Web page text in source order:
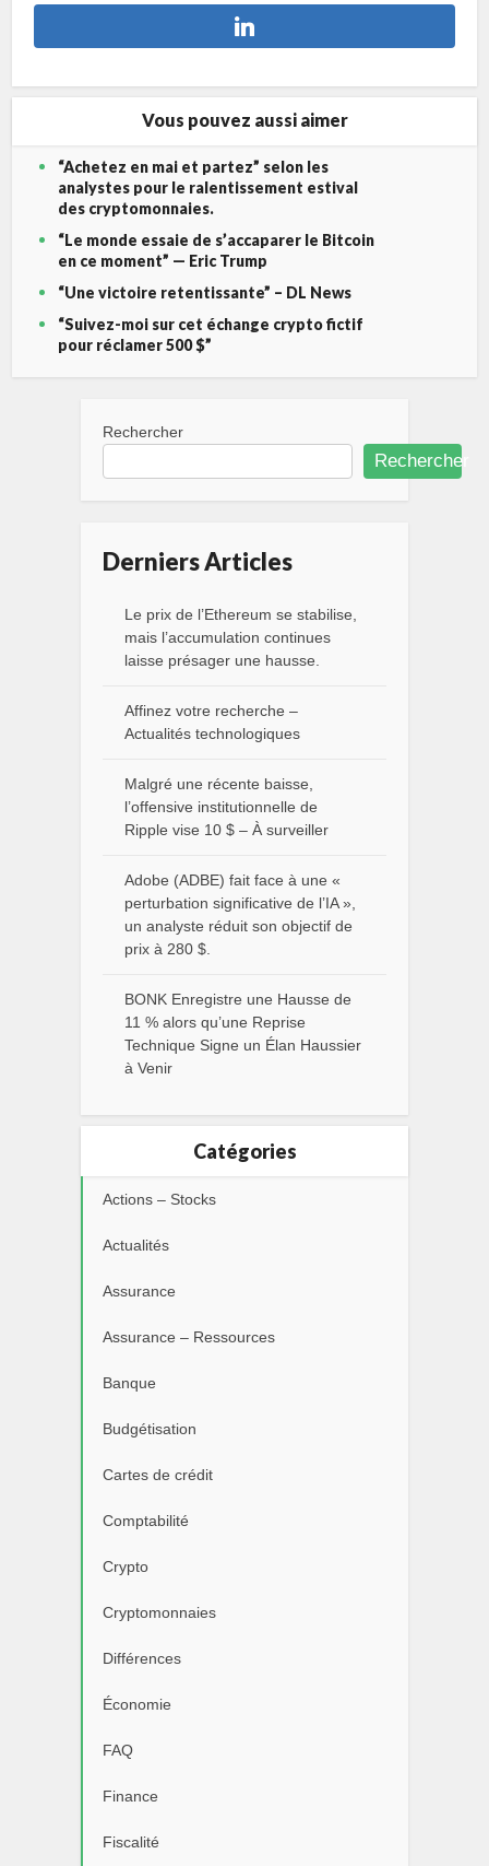
Vous pouvez aussi aimer
“Achetez en mai et partez” selon les
analystes pour le ralentissement estival
des cryptomonnaies.
“Le monde essaie de s’accaparer le Bitcoin
en ce moment” — Eric Trump
“Une victoire retentissante” – DL News
“Suivez-moi sur cet échange crypto fictif
pour réclamer 500 $”
Rechercher
Rechercher
Derniers Articles
Le prix de l’Ethereum se stabilise,
mais l’accumulation continues
laisse présager une hausse.
Affinez votre recherche –
Actualités technologiques
Malgré une récente baisse,
l’offensive institutionnelle de
Ripple vise 10 $ – À surveiller
Adobe (ADBE) fait face à une «
perturbation significative de l’IA »,
un analyste réduit son objectif de
prix à 280 $.
BONK Enregistre une Hausse de
11 % alors qu’une Reprise
Technique Signe un Élan Haussier
à Venir
Catégories
Actions – Stocks
Actualités
Assurance
Assurance – Ressources
Banque
Budgétisation
Cartes de crédit
Comptabilité
Crypto
Cryptomonnaies
Différences
Économie
FAQ
Finance
Fiscalité